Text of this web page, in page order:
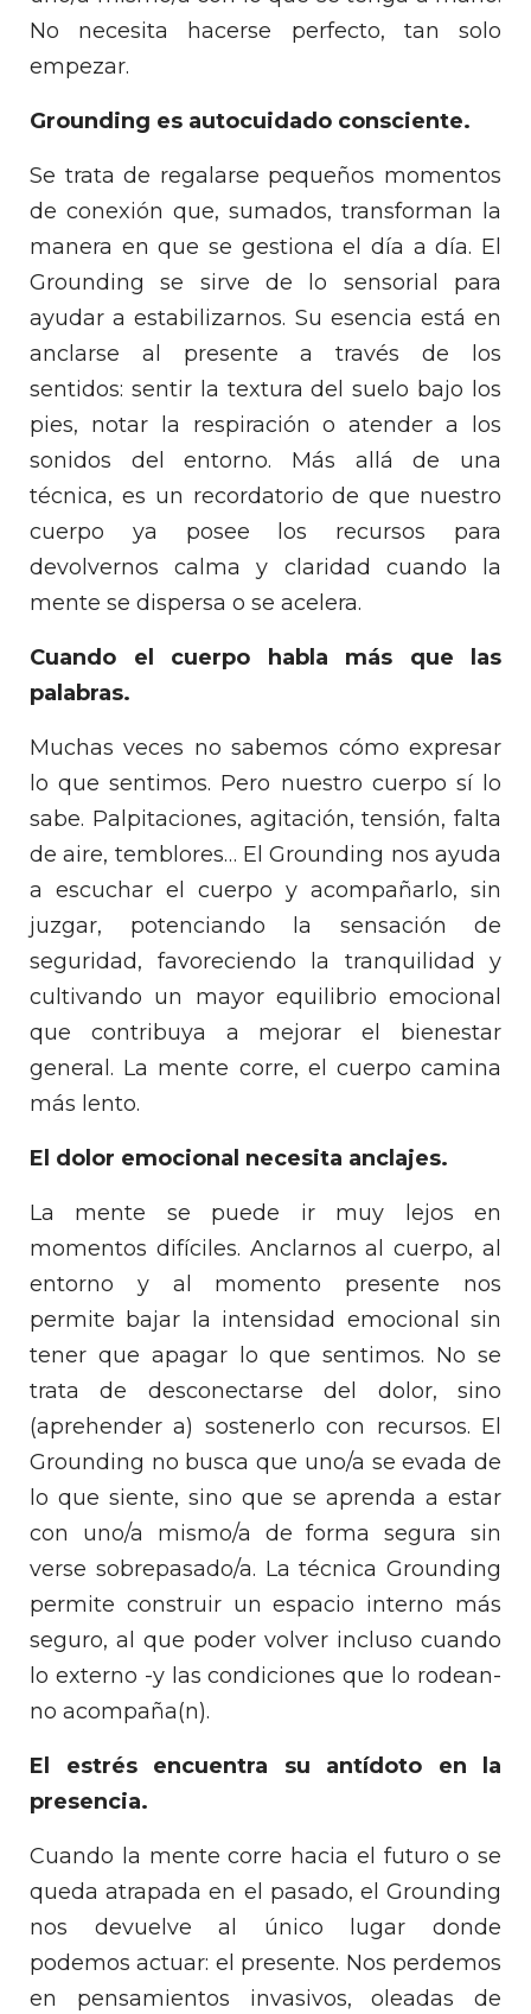
No necesita hacerse perfecto, tan solo
empezar.
Grounding es autocuidado consciente.
Se trata de regalarse pequeños momentos
de conexión que, sumados, transforman la
manera en que se gestiona el día a día. El
Grounding se sirve de lo sensorial para
ayudar a estabilizarnos. Su esencia está en
anclarse al presente a través de los
sentidos: sentir la textura del suelo bajo los
pies, notar la respiración o atender a los
sonidos del entorno. Más allá de una
técnica, es un recordatorio de que nuestro
cuerpo ya posee los recursos para
devolvernos calma y claridad cuando la
mente se dispersa o se acelera.
Cuando el cuerpo habla más que las
palabras.
Muchas veces no sabemos cómo expresar
lo que sentimos. Pero nuestro cuerpo sí lo
sabe. Palpitaciones, agitación, tensión, falta
de aire, temblores… El Grounding nos ayuda
a escuchar el cuerpo y acompañarlo, sin
juzgar, potenciando la sensación de
seguridad, favoreciendo la tranquilidad y
cultivando un mayor equilibrio emocional
que contribuya a mejorar el bienestar
general. La mente corre, el cuerpo camina
más lento.
El dolor emocional necesita anclajes.
La mente se puede ir muy lejos en
momentos difíciles. Anclarnos al cuerpo, al
entorno y al momento presente nos
permite bajar la intensidad emocional sin
tener que apagar lo que sentimos. No se
trata de desconectarse del dolor, sino
(aprehender a) sostenerlo con recursos. El
Grounding no busca que uno/a se evada de
lo que siente, sino que se aprenda a estar
con uno/a mismo/a de forma segura sin
verse sobrepasado/a. La técnica Grounding
permite construir un espacio interno más
seguro, al que poder volver incluso cuando
lo externo -y las condiciones que lo rodean-
no acompaña(n).
El estrés encuentra su antídoto en la
presencia.
Cuando la mente corre hacia el futuro o se
queda atrapada en el pasado, el Grounding
nos devuelve al único lugar donde
podemos actuar: el presente. Nos perdemos
en pensamientos invasivos, oleadas de